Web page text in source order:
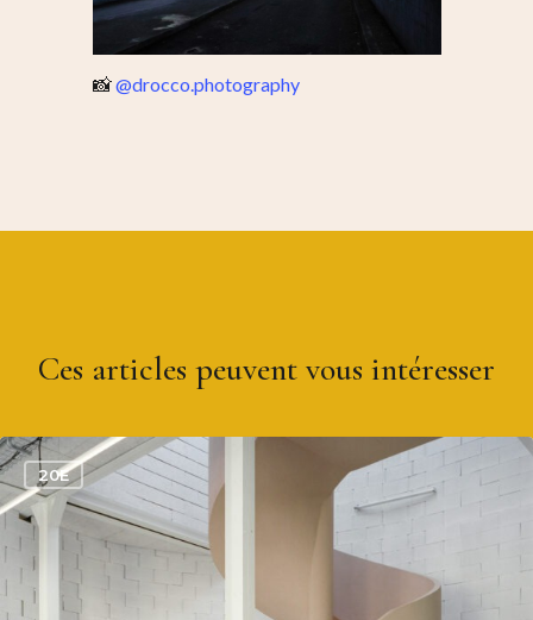
📸@drocco.photography
Ces articles peuvent vous intéresser
20E
0